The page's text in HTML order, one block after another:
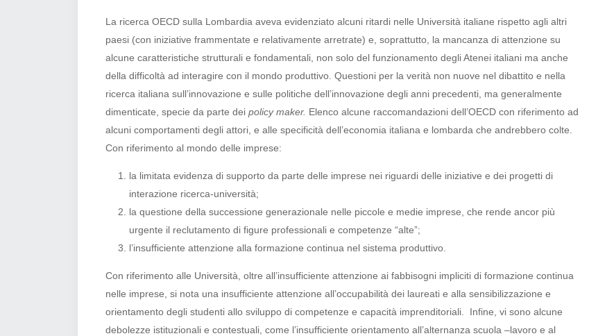
La ricerca OECD sulla Lombardia aveva evidenziato alcuni ritardi nelle Università italiane rispetto agli altri
paesi (con iniziative frammentate e relativamente arretrate) e, soprattutto, la mancanza di attenzione su
alcune caratteristiche strutturali e fondamentali, non solo del funzionamento degli Atenei italiani ma anche
della difficoltà ad interagire con il mondo produttivo. Questioni per la verità non nuove nel dibattito e nella
ricerca italiana sull’innovazione e sulle politiche dell’innovazione degli anni precedenti, ma generalmente
dimenticate, specie da parte dei policy maker. Elenco alcune raccomandazioni dell’OECD con riferimento ad
alcuni comportamenti degli attori, e alle specificità dell’economia italiana e lombarda che andrebbero colte.
Con riferimento al mondo delle imprese:
la limitata evidenza di supporto da parte delle imprese nei riguardi delle iniziative e dei progetti di
interazione ricerca-università;
la questione della successione generazionale nelle piccole e medie imprese, che rende ancor più
urgente il reclutamento di figure professionali e competenze “alte”;
l’insufficiente attenzione alla formazione continua nel sistema produttivo.
Con riferimento alle Università, oltre all’insufficiente attenzione ai fabbisogni impliciti di formazione continua
nelle imprese, si nota una insufficiente attenzione all’occupabilità dei laureati e alla sensibilizzazione e
orientamento degli studenti allo sviluppo di competenze e capacità imprenditoriali. Infine, vi sono alcune
debolezze istituzionali e contestuali, come l’insufficiente orientamento all’alternanza scuola –lavoro e al